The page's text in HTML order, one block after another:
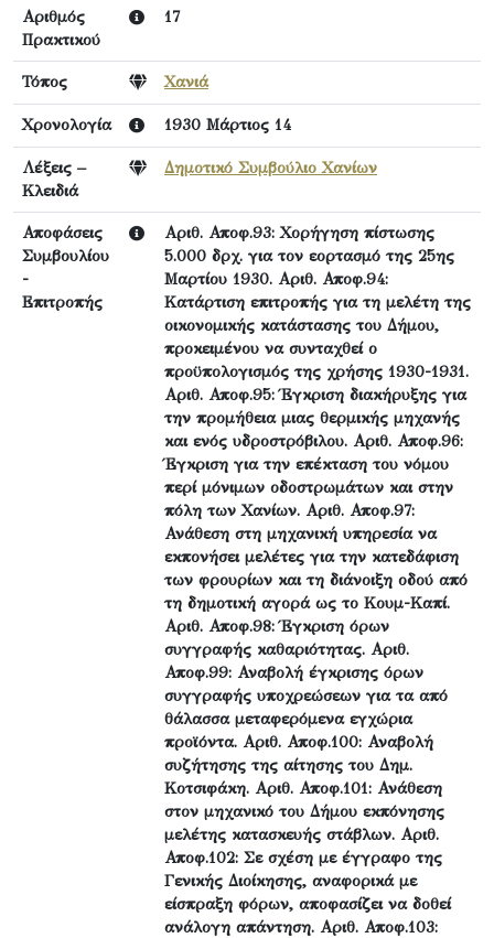
Αριθμός
Πρακτικού
17
Τόπος Χανιά
Χρονολογία 1930 Μάρτιος 14
Λέξεις –
Κλειδιά
Δημοτικό Συμβούλιο Χανίων
Αποφάσεις
Συμβουλίου
-
Επιτροπής
Αριθ. Αποφ.93: Χορήγηση πίστωσης
5.000 δρχ. για τον εορτασμό της 25ης
Μαρτίου 1930. Αριθ. Αποφ.94:
Κατάρτιση επιτροπής για τη μελέτη της
οικονομικής κατάστασης του Δήμου,
προκειμένου να συνταχθεί ο
προϋπολογισμός της χρήσης 1930-1931.
Αριθ. Αποφ.95: Έγκριση διακήρυξης για
την προμήθεια μιας θερμικής μηχανής
και ενός υδροστρόβιλου. Αριθ. Αποφ.96:
Έγκριση για την επέκταση του νόμου
περί μόνιμων οδοστρωμάτων και στην
πόλη των Χανίων. Αριθ. Αποφ.97:
Ανάθεση στη μηχανική υπηρεσία να
εκπονήσει μελέτες για την κατεδάφιση
των φρουρίων και τη διάνοιξη οδού από
τη δημοτική αγορά ως το Κουμ-Καπί.
Αριθ. Αποφ.98: Έγκριση όρων
συγγραφής καθαριότητας. Αριθ.
Αποφ.99: Αναβολή έγκρισης όρων
συγγραφής υποχρεώσεων για τα από
θάλασσα μεταφερόμενα εγχώρια
προϊόντα. Αριθ. Αποφ.100: Αναβολή
συζήτησης της αίτησης του Δημ.
Κοτσιφάκη. Αριθ. Αποφ.101: Ανάθεση
στον μηχανικό του Δήμου εκπόνησης
μελέτης κατασκευής στάβλων. Αριθ.
Αποφ.102: Σε σχέση με έγγραφο της
Γενικής Διοίκησης, αναφορικά με
είσπραξη φόρων, αποφασίζει να δοθεί
ανάλογη απάντηση. Αριθ. Αποφ.103: